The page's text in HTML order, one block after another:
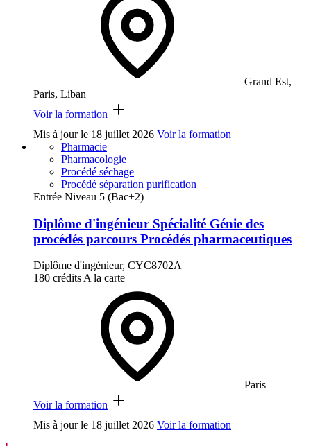
Grand Est,
Paris, Liban
Voir la formation
Mis à jour le 18 juillet 2026 Voir la formation
Pharmacie
Pharmacologie
Procédé séchage
Procédé séparation purification
Entrée Niveau 5 (Bac+2)
Diplôme d'ingénieur Spécialité Génie des
procédés parcours Procédés pharmaceutiques
Diplôme d'ingénieur, CYC8702A
180 crédits A la carte
Paris
Voir la formation
Mis à jour le 18 juillet 2026 Voir la formation